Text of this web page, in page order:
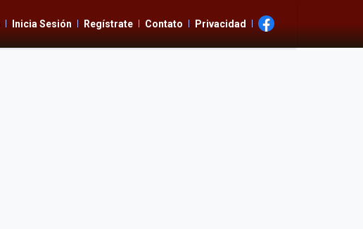
Inicia Sesión Regístrate Contato Privacidad